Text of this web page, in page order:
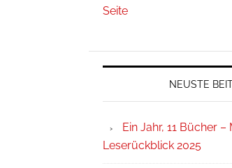
Seite
NEUSTE
Ein Jahr, 11 Bücher
Leserückblick 2025